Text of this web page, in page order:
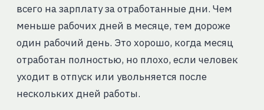
всего на зарплату за отработанные дни. Чем
меньше рабочих дней в месяце, тем дороже
один рабочий день. Это хорошо, когда месяц
отработан полностью, но плохо, если человек
уходит в отпуск или увольняется после
нескольких дней работы.